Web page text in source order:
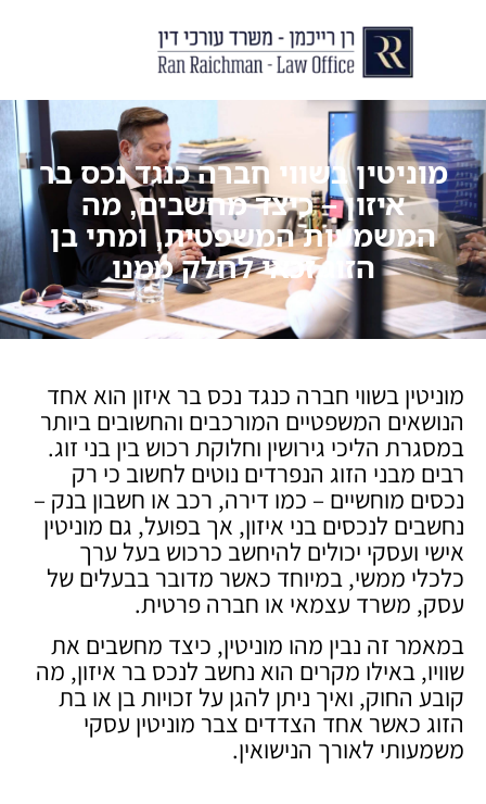
מוניטין בשווי חברה כנגד נכס בר
איזון – כיצד מחשבים, מה
המשמעות המשפטית, ומתי בן
הזוג זכאי לחלק ממנו
מוניטין בשווי חברה כנגד נכס בר איזון הוא אחד
הנושאים המשפטיים המורכבים והחשובים ביותר
במסגרת הליכי גירושין וחלוקת רכוש בין בני זוג.
רבים מבני הזוג הנפרדים נוטים לחשוב כי רק
נכסים מוחשיים – כמו דירה, רכב או חשבון בנק –
נחשבים לנכסים בני איזון, אך בפועל, גם מוניטין
אישי ועסקי יכולים להיחשב כרכוש בעל ערך
כלכלי ממשי, במיוחד כאשר מדובר בבעלים של
עסק, משרד עצמאי או חברה פרטית.
במאמר זה נבין מהו מוניטין, כיצד מחשבים את
שוויו, באילו מקרים הוא נחשב לנכס בר איזון, מה
קובע החוק, ואיך ניתן להגן על זכויות בן או בת
הזוג כאשר אחד הצדדים צבר מוניטין עסקי
משמעותי לאורך הנישואין.